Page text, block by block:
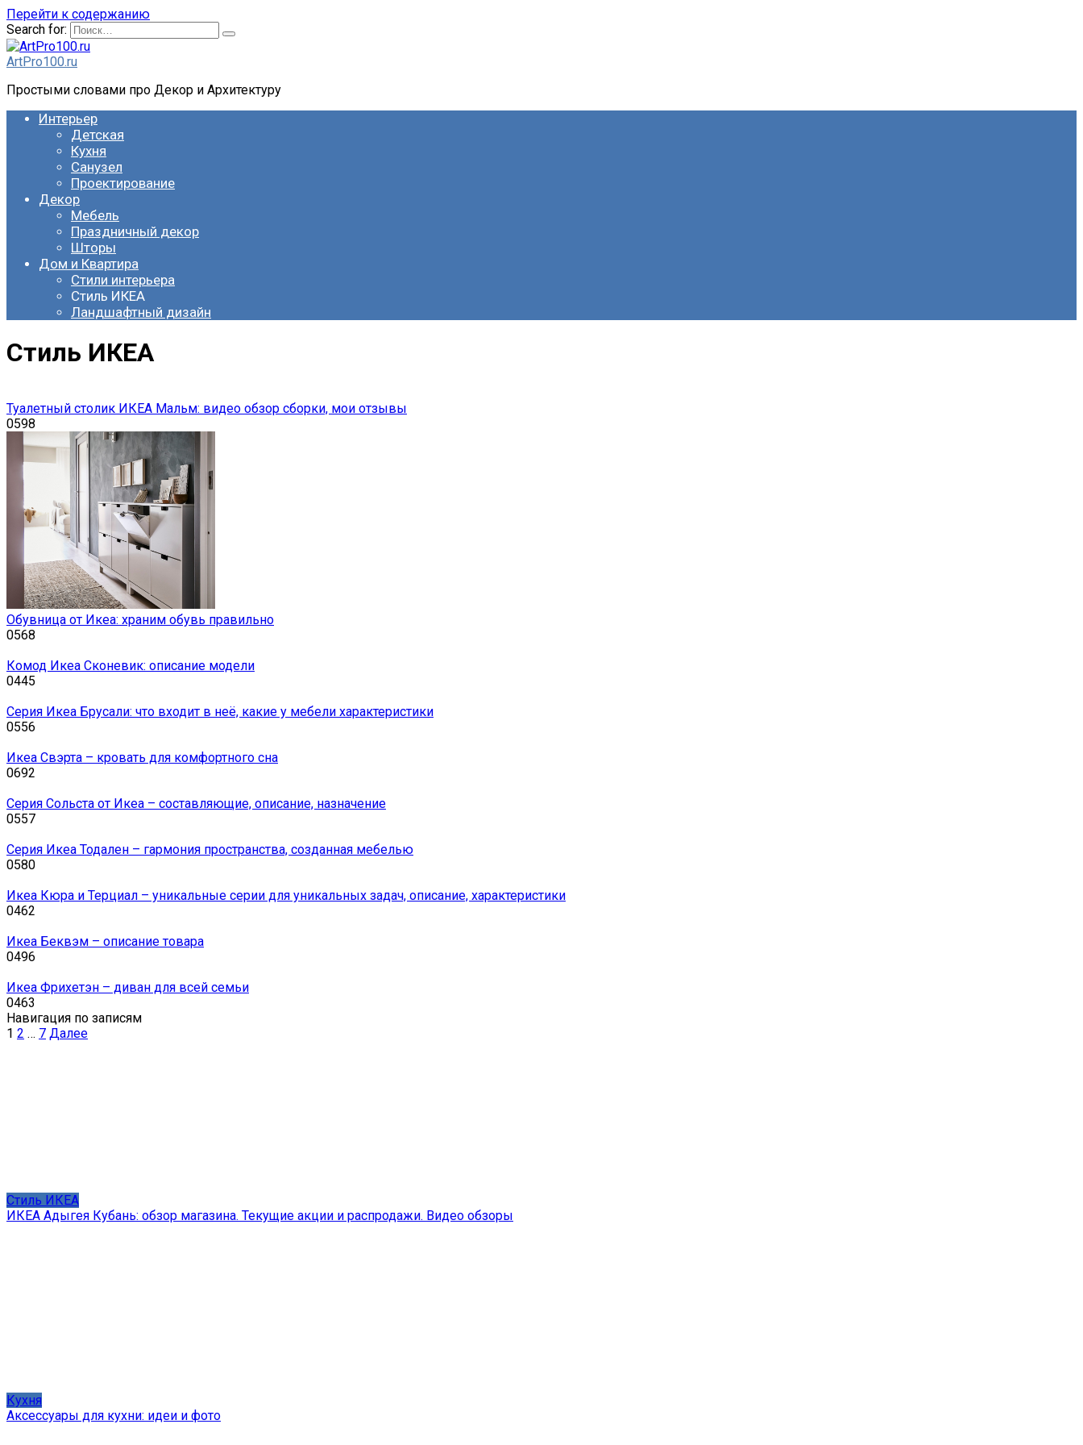
Перейти к содержанию
Search for:
ArtPro100.ru
Простыми словами про Декор и Архитектуру
Интерьер
Детская
Кухня
Санузел
Проектирование
Декор
Мебель
Праздничный декор
Шторы
Дом и Квартира
Стили интерьера
Стиль ИКЕА
Ландшафтный дизайн
Стиль ИКЕА
Туалетный столик ИКЕА Мальм: видео обзор сборки, мои отзывы
0598
Обувница от Икеа: храним обувь правильно
0568
Комод Икеа Сконевик: описание модели
0445
Серия Икеа Брусали: что входит в неё, какие у мебели характеристики
0556
Икеа Свэрта – кровать для комфортного сна
0692
Серия Сольста от Икеа – составляющие, описание, назначение
0557
Серия Икеа Тодален – гармония пространства, созданная мебелью
0580
Икеа Кюра и Терциал – уникальные серии для уникальных задач, описание, характеристики
0462
Икеа Беквэм – описание товара
0496
Икеа Фрихетэн – диван для всей семьи
0463
Навигация по записям
1 2 … 7 Далее
Стиль ИКЕА
ИКЕА Адыгея Кубань: обзор магазина. Текущие акции и распродажи. Видео обзоры
Кухня
Аксессуары для кухни: идеи и фото